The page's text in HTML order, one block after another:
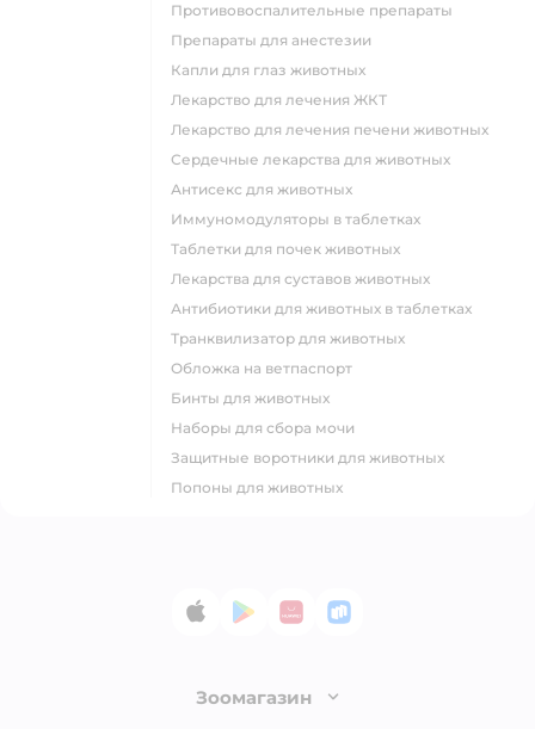
Противовоспалительные препараты
Препараты для анестезии
Капли для глаз животных
Лекарство для лечения ЖКТ
Лекарство для лечения печени животных
Сердечные лекарства для животных
Антисекс для животных
Иммуномодуляторы в таблетках
Таблетки для почек животных
Лекарства для суставов животных
Антибиотики для животных в таблетках
Транквилизатор для животных
Обложка на ветпаспорт
Бинты для животных
Наборы для сбора мочи
Защитные воротники для животных
Попоны для животных
App StoreGoogle Play
AppGallery
RuStore
Зоомагазин